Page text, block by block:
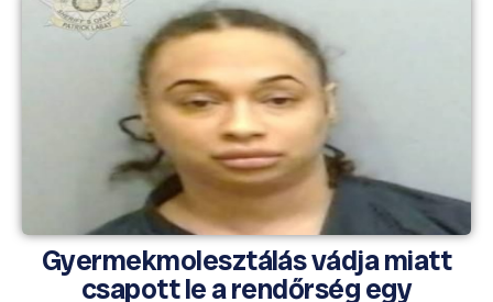
Gyermekmolesztálás vádja miatt
csapott le a rendőrség egy